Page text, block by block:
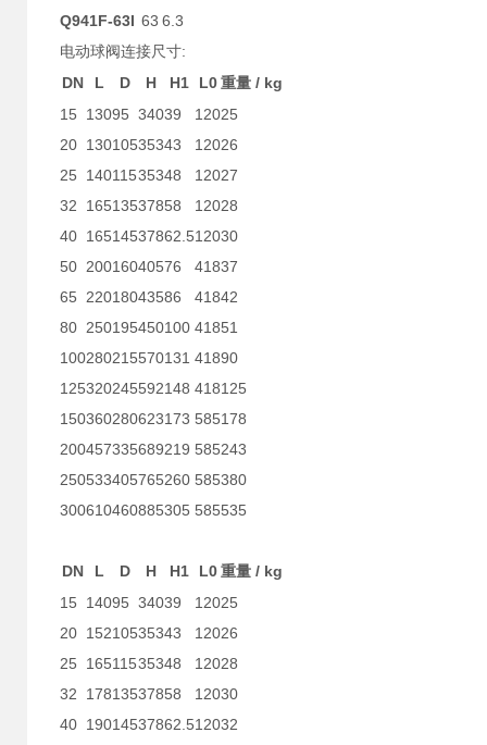
Q941F-63I 63 6.3
电动球阀连接尺寸:
DN
L D H H1 L0 重量 / kg
15
13095 34039 12025
20 13010535343 12026
25
14011535348 12027
32
16513537858 12028
40 16514537862.512030
50 20016040576 41837
65
22018043586 41842
80 250195450100 41851
100280215570131 41890
125320245592148 418125
150360280623173 585178
200457335689219 585243
250533405765260 585380
300610460885305 585535
DN L D H H1 L0 重量 / kg
15
14095 34039 12025
20 15210535343 12026
25
16511535348 12028
32
17813537858 12030
40 19014537862.512032